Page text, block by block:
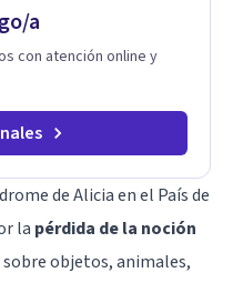
a
con atención online y
de Alicia en el País de
la pérdida de la noción
objetos, animales,